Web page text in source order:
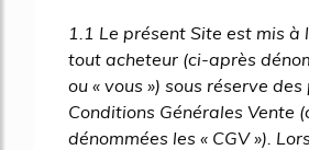
1.1 Le présent Site est mis à
tout acheteur (ci-après
ou « vous ») sous réserve
Conditions Générales Vente
dénommées les « CGV »).